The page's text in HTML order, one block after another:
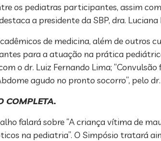
os pediatras participantes, assim
a presidente da SBP, dra. Luciana
de medicina, além de outros
para a atuação na prática
o dr. Luiz Fernando Lima;
agudo no pronto socorro”, pelo
COMPLETA.
falará sobre “A criança vítima de
na pediatria”. O Simpósio tratará